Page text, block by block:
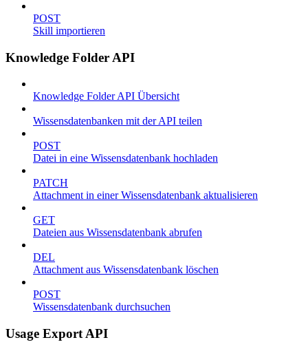
POST
Skill importieren
Knowledge Folder API
Knowledge Folder API Übersicht
Wissensdatenbanken mit der API teilen
POST
Datei in eine Wissensdatenbank hochladen
PATCH
Attachment in einer Wissensdatenbank aktualisieren
GET
Dateien aus Wissensdatenbank abrufen
DEL
Attachment aus Wissensdatenbank löschen
POST
Wissensdatenbank durchsuchen
Usage Export API